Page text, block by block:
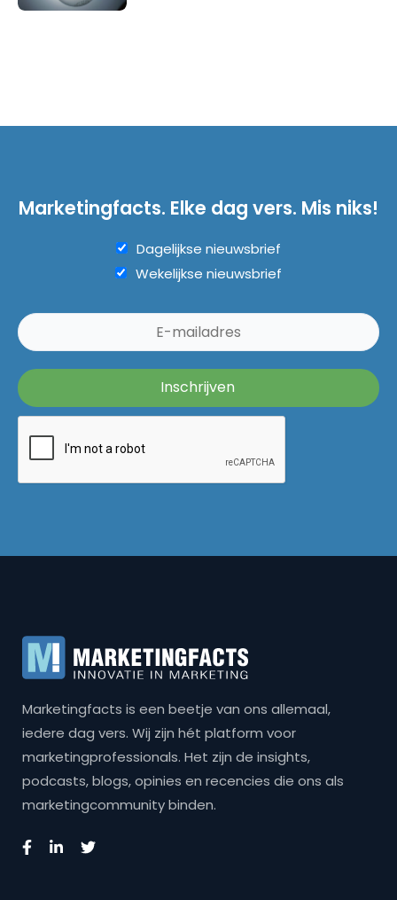
Marketingfacts. Elke dag vers. Mis niks!
Dagelijkse nieuwsbrief
Wekelijkse nieuwsbrief
Marketingfacts is een beetje van ons allemaal,
iedere dag vers. Wij zijn hét platform voor
marketingprofessionals. Het zijn de insights,
podcasts, blogs, opinies en recencies die ons als
marketingcommunity binden.